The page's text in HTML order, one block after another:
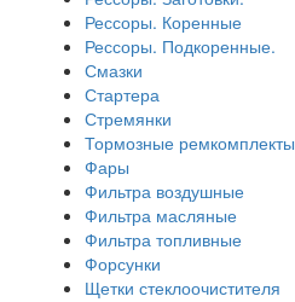
Рессоры. Коренные
Рессоры. Подкоренные.
Смазки
Стартера
Стремянки
Тормозные ремкомплекты
Фары
Фильтра воздушные
Фильтра масляные
Фильтра топливные
Форсунки
Щетки стеклоочистителя